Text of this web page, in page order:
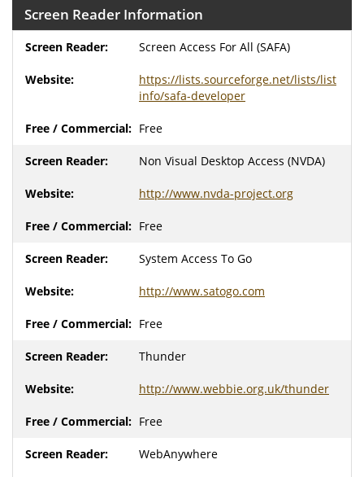
Screen Reader Information
Screen Access For All (SAFA)
https://lists.sourceforge.net/lists/list
info/safa-developer
Free
Non Visual Desktop Access (NVDA)
http://www.nvda-project.org
Free
System Access To Go
http://www.satogo.com
Free
Thunder
http://www.webbie.org.uk/thunder
Free
WebAnywhere